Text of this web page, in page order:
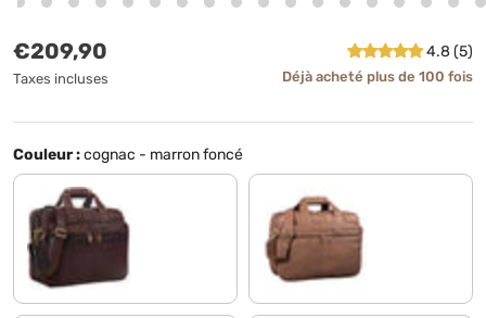
Prix habituel
€209,90
Taxes incluses
4.8 (5)
Déjà acheté plus de 100 fois
Couleur :cognac - marron foncé
ébène - marron gris - marron